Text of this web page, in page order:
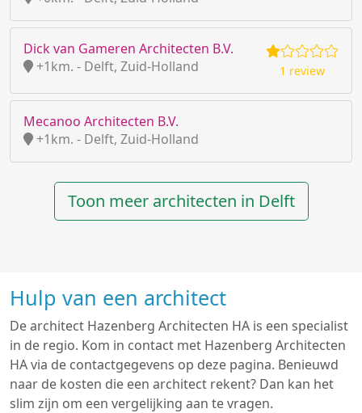
Dick van Gameren Architecten B.V.
+1km. - Delft, Zuid-Holland
1 review
Mecanoo Architecten B.V.
+1km. - Delft, Zuid-Holland
Toon meer architecten in Delft
Hulp van een architect
De architect Hazenberg Architecten HA is een specialist
in de regio. Kom in contact met Hazenberg Architecten
HA via de contactgegevens op deze pagina. Benieuwd
naar de kosten die een architect rekent? Dan kan het
slim zijn om een vergelijking aan te vragen.